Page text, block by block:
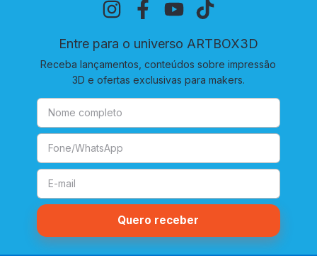
Entre para o universo ARTBOX3D
Receba lançamentos, conteúdos sobre impressão
3D e ofertas exclusivas para makers.